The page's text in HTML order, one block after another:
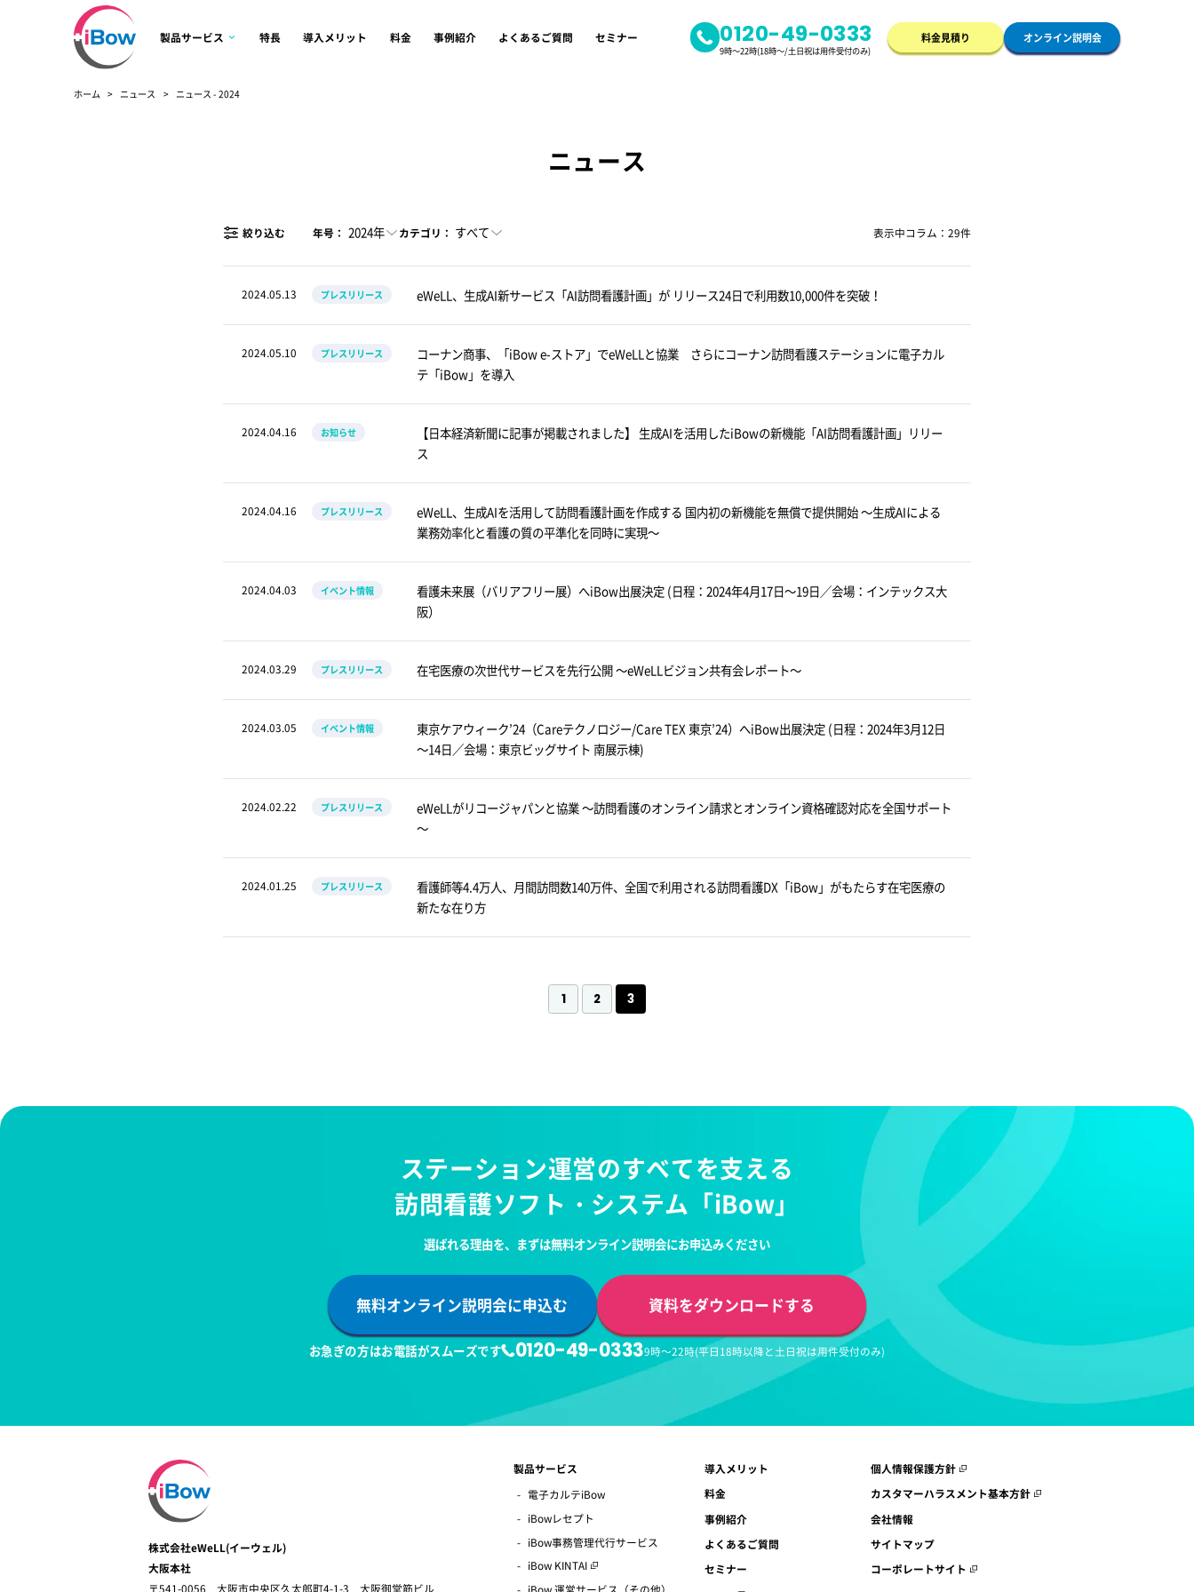
製品サービス 特長 導入メリット 料金 事例紹介 よくあるご質問 セミナー 0120-49-0333
9時～22時(18時～/土日祝は用件受付のみ)
料金見積り オンライン説明会
ホーム ニュース ニュース - 2024
ニュース
絞り込む 年号： 2024年 カテゴリ： すべて 表示中コラム：29件
2024.05.13 プレスリリース eWeLL、生成AI新サービス「AI訪問看護計画」が リリース24日で利用数10,000件を突破！
2024.05.10 プレスリリース
コーナン商事、「iBow e-ストア」でeWeLLと協業 さらにコーナン訪問看護ステーションに電子カル
テ「iBow」を導入
2024.04.16 お知らせ
【日本経済新聞に記事が掲載されました】 生成AIを活用したiBowの新機能「AI訪問看護計画」リリー
ス
2024.04.16 プレスリリース
eWeLL、生成AIを活用して訪問看護計画を作成する 国内初の新機能を無償で提供開始 ～生成AIによる
業務効率化と看護の質の平準化を同時に実現～
2024.04.03 イベント情報
看護未来展（バリアフリー展）へiBow出展決定 (日程：2024年4月17日～19日／会場：インテックス大
阪）
2024.03.29 プレスリリース 在宅医療の次世代サービスを先行公開 ～eWeLLビジョン共有会レポート～
2024.03.05 イベント情報
東京ケアウィーク’24（Careテクノロジー/Care TEX 東京’24）へiBow出展決定 (日程：2024年3月12日
～14日／会場：東京ビッグサイト 南展示棟)
2024.02.22 プレスリリース
eWeLLがリコージャパンと協業 ～訪問看護のオンライン請求とオンライン資格確認対応を全国サポート
～
2024.01.25 プレスリリース
看護師等4.4万人、月間訪問数140万件、全国で利用される訪問看護DX「iBow」がもたらす在宅医療の
新たな在り方
1 2 3
ステーション運営のすべてを支える
訪問看護ソフト・システム 「iBow」
選ばれる理由を、 まずは無料オンライン説明会にお申込みください
無料オンライン説明会に申込む 資料をダウンロードする
お急ぎの方はお電話がスムーズです 0120-49-03339時～22時(平日18時以降と土日祝は用件受付のみ)
株式会社eWeLL(イーウェル)
大阪本社
〒541-0056 大阪市中央区久太郎町4-1-3 大阪御堂筋ビル
製品サービス
電子カルテiBow
iBowレセプト
iBow事務管理代行サービス
iBow KINTAI
導入メリット
料金
事例紹介
よくあるご質問
セミナー
個人情報保護方針
カスタマーハラスメント基本方針
会社情報
サイトマップ
コーポレートサイト